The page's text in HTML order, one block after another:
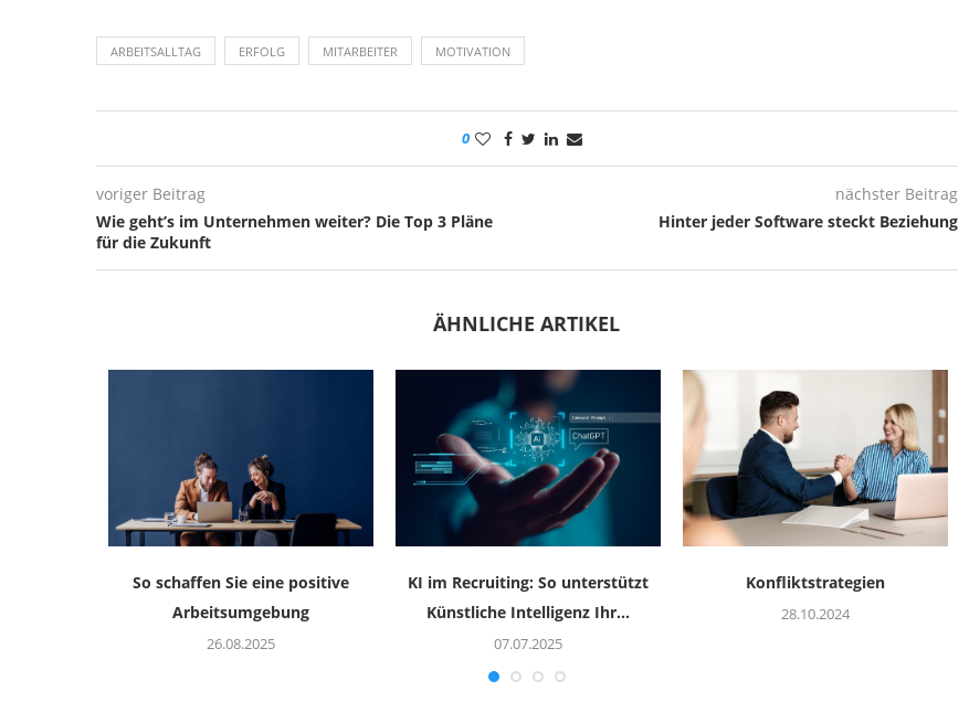
ARBEITSALLTAG ERFOLG MITARBEITER MOTIVATION
0
voriger Beitrag
Wie geht’s im Unternehmen weiter? Die Top 3 Pläne
für die Zukunft
nächster Beitrag
Hinter jeder Software steckt Beziehung
ÄHNLICHE ARTIKEL
So schaffen Sie eine positive
Arbeitsumgebung
26.08.2025
KI im Recruiting: So unterstützt
Künstliche Intelligenz Ihr...
07.07.2025
Konfliktstrategien
28.10.2024